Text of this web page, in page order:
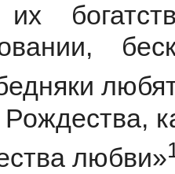
их
Рождества,
любви»